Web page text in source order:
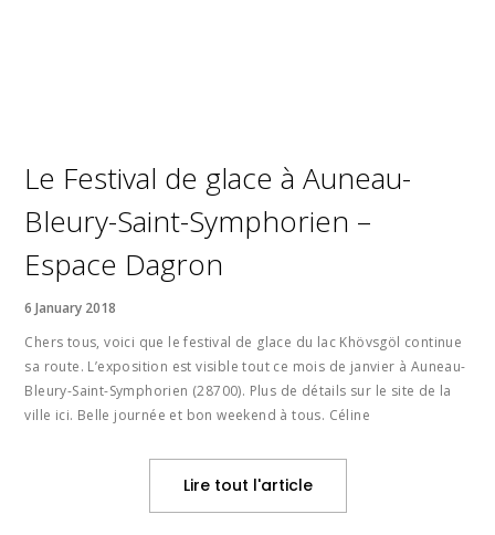
Le Festival de glace à Auneau-
Bleury-Saint-Symphorien –
Espace Dagron
6 January 2018
Chers tous, voici que le festival de glace du lac Khövsgöl continue
sa route. L’exposition est visible tout ce mois de janvier à Auneau-
Bleury-Saint-Symphorien (28700). Plus de détails sur le site de la
ville ici. Belle journée et bon weekend à tous. Céline
Lire tout l'article